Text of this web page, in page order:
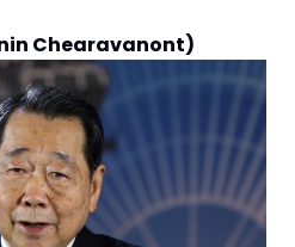
Chearavanont)